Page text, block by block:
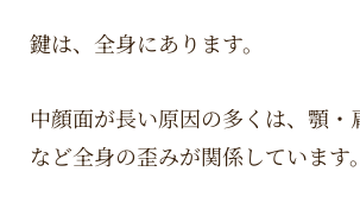
鍵は、全身にあります。
中顔面が長い原因の多くは、顎・
など全身の歪みが関係しています。